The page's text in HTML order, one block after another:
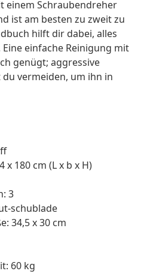
einem Schraubendreher
ist am besten zu zweit zu
hilft dir dabei, alles
einfache Reinigung mit
genügt; aggressive
vermeiden, um ihn in
x 180 cm (L x b x H)
3
schublade
34,5 x 30 cm
60 kg